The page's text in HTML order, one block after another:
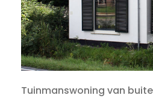
Tuinmanswoning van